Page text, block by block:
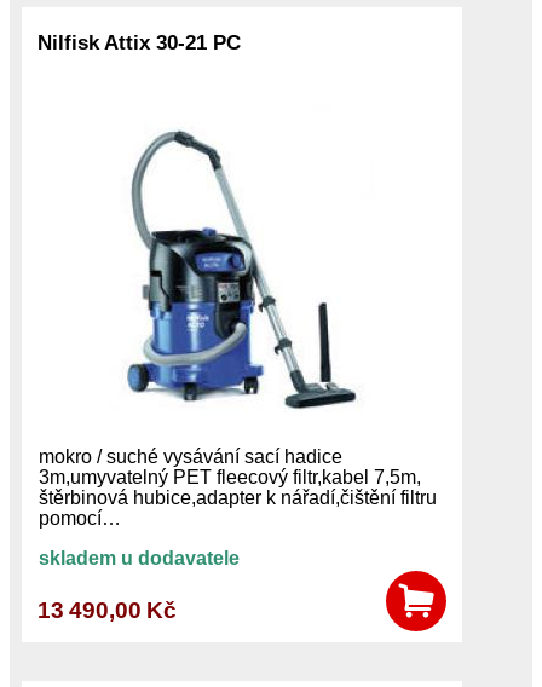
Nilfisk Attix 30-21 PC
mokro / suché vysávání sací hadice
3m,umyvatelný PET fleecový filtr,kabel 7,5m,
štěrbinová hubice,adapter k nářadí,čištění filtru
pomocí…
skladem u dodavatele
13 490,00 Kč